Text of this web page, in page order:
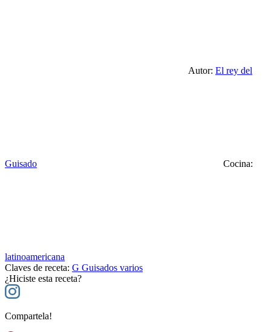
Autor: El rey del
Guisado Cocina:
latinoamericana
Claves de receta: G Guisados varios
¿Hiciste esta receta?
Compartela!